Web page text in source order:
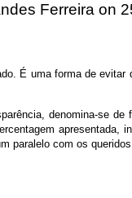
Ferreira on
É uma forma de
denomina-se
apresentada,
paralelo com os